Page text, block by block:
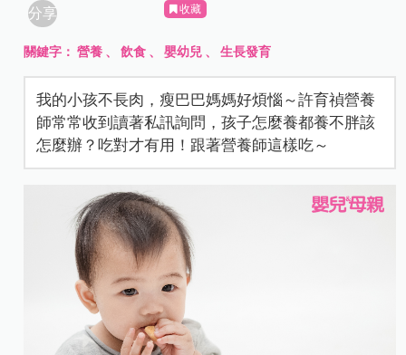
分享 收藏
關鍵字：營養 、飲食 、嬰幼兒 、生長發育
我的小孩不長肉，瘦巴巴媽媽好煩惱～許育禎營養
師常常收到讀著私訊詢問，孩子怎麼養都養不胖該
怎麼辦？吃對才有用！跟著營養師這樣吃～